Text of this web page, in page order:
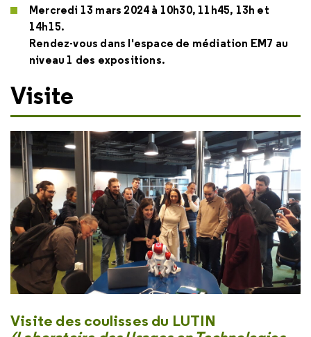
Mercredi 13 mars 2024 à 10h30, 11h45, 13h et
14h15.
Rendez-vous dans l'espace de médiation EM7 au
niveau 1 des expositions.
Visite
Visite des coulisses du LUTIN